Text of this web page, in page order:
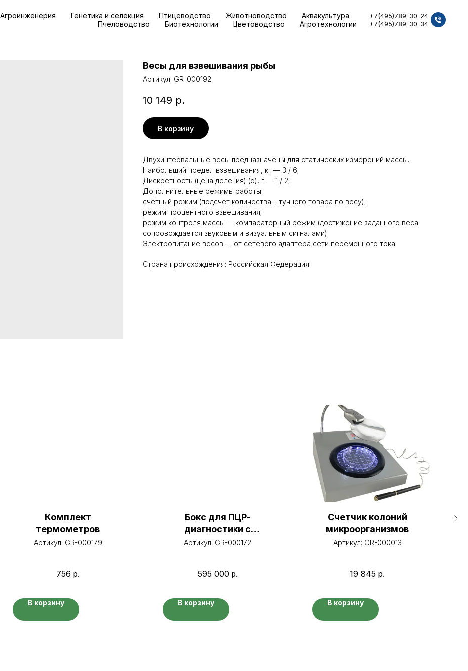
Агроинженерия Генетика и селекция Птицеводство Животноводство
Аквакультура
Пчеловодство
Биотехнологии Цветоводство Агротехнологии
+7(495)789-30-24
+7(495)789-30-34
Весы для взвешивания рыбы
Артикул: GR-000192
10 149 р.
В корзину
Двухинтервальные весы предназначены для статических измерений массы.
Наибольший предел взвешивания, кг — 3 / 6;
Дискретность (цена деления) (d), г — 1 / 2;
Дополнительные режимы работы:
счётный режим (подсчёт количества штучного товара по весу);
режим процентного взвешивания;
режим контроля массы — компараторный режим (достижение заданного веса
сопровождается звуковым и визуальным сигналами).
Электропитание весов — от сетевого адаптера сети переменного тока.
Страна происхождения: Российская Федерация
Комплект
термометров
Артикул: GR-000179
756 р.
В корзину
Бокс для ПЦР-
диагностики с
принадлежностями
Артикул: GR-000172
595 000 р.
В корзину
Счетчик колоний
микроорганизмов
Артикул: GR-000013
19 845 р.
В корзину